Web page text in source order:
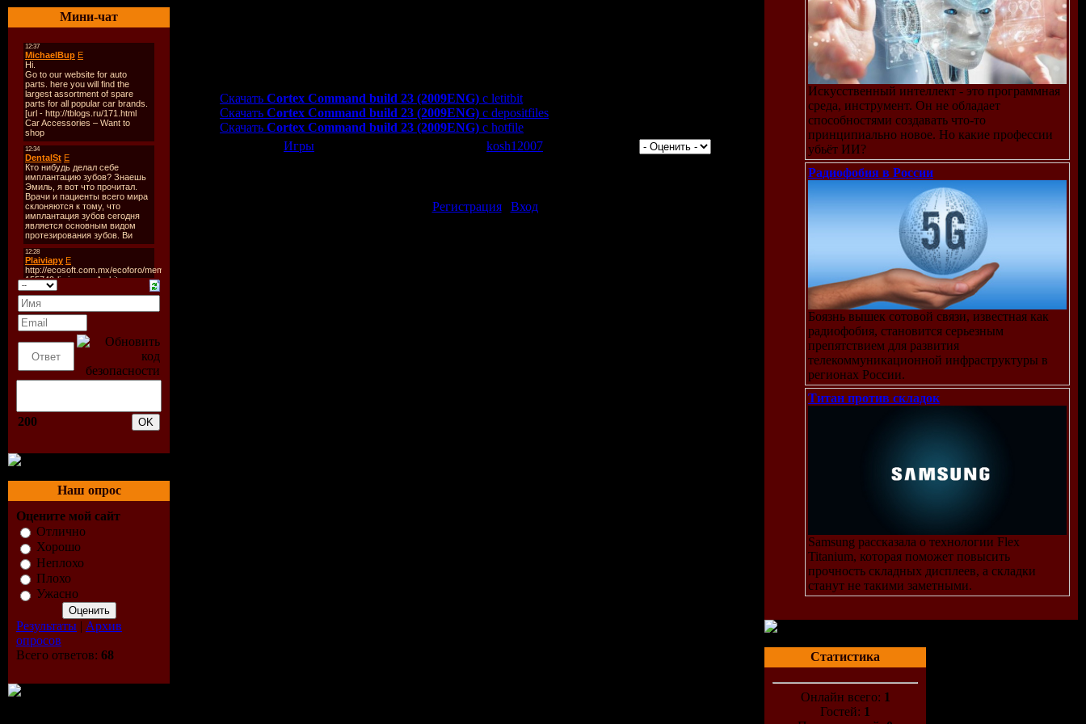
Мини-чат
200
Наш опрос
Оцените мой сайт
Отлично
Хорошо
Неплохо
Плохо
Ужасно
Результаты | Архив
опросов
Всего ответов: 68
Скачать Cortex Command build 23 (2009ENG) с letitbit
Скачать Cortex Command build 23 (2009ENG) с depositfiles
Скачать Cortex Command build 23 (2009ENG) с hotfile
Игры kosh12007
Регистрация| Вход]
Искусственный интеллект - это программная
среда, инструмент. Он не обладает
способностями создавать что-то
принципиально новое. Но какие профессии
убьёт ИИ?
Радиофобия в России
Боязнь вышек сотовой связи, известная как
радиофобия, становится серьезным
препятствием для развития
телекоммуникационной инфраструктуры в
регионах России.
Титан против складок
Samsung рассказала о технологии Flex
Titanium, которая поможет повысить
прочность складных дисплеев, а складки
станут не такими заметными.
Статистика
Онлайн всего: 1
Гостей: 1